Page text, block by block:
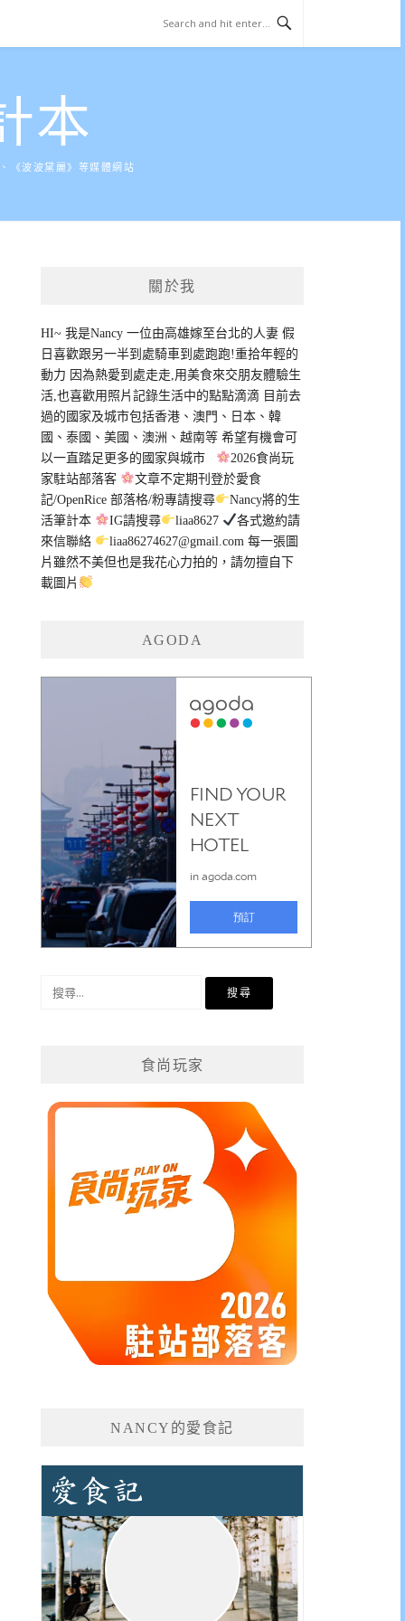
本
《波波黛麗》等媒體網站
關於我
HI~ 我是Nancy 一位由高雄嫁至台北的人妻 假
日喜歡跟另一半到處騎車到處跑跑!重拾年輕的
動力 因為熱愛到處走走,用美食來交朋友體驗生
活,也喜歡用照片記錄生活中的點點滴滴 目前去
過的國家及城市包括香港、澳門、日本、韓
國、泰國、美國、澳洲、越南等 希望有機會可
以一直踏足更多的國家與城市
2026食尚玩
家駐站部落客
文章不定期刊登於愛食
記/OpenRice 部落格/粉專請搜尋
Nancy將的生
活筆計本
IG請搜尋 liaa8627
各式邀約請
來信聯絡
liaa86274627@gmail.com 每一張圖
片雖然不美但也是我花心力拍的，請勿擅自下
載圖片
AGODA
食尚玩家
NANCY的愛食記